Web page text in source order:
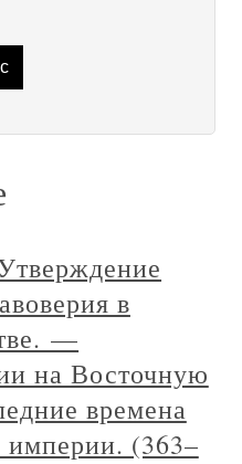
в
—
на Восточную
времена
империи. (363–